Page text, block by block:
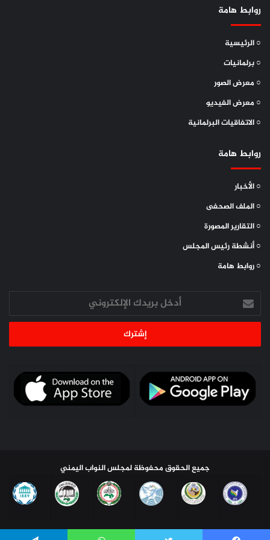
روابط هامة
○ الرئيسية
○ برلمانيات
○ معرض الصور
○ معرض الفيديو
○ الاتفاقيات البرلمانية
روابط هامة
○ الأخبار
○ الملف الصحفى
○ التقارير المصورة
○ أنشطة رئيس المجلس
○ روابط هامة
أدخل
بريدك
الإلكتروني
جميع الحقوق محفوظة لمجلس النواب اليمني